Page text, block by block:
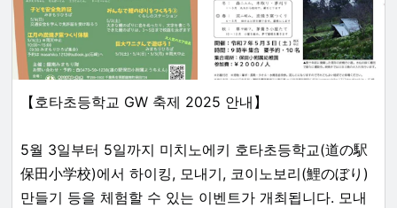
【호타초등학교 GW 축제 2025 안내】
5월 3일부터 5일까지 미치노에키 호타초등학교(道の駅
保田小学校)에서 하이킹, 모내기, 코이노보리(鯉のぼり)
만들기 등을 체험할 수 있는 이벤트가 개최됩니다. 모내